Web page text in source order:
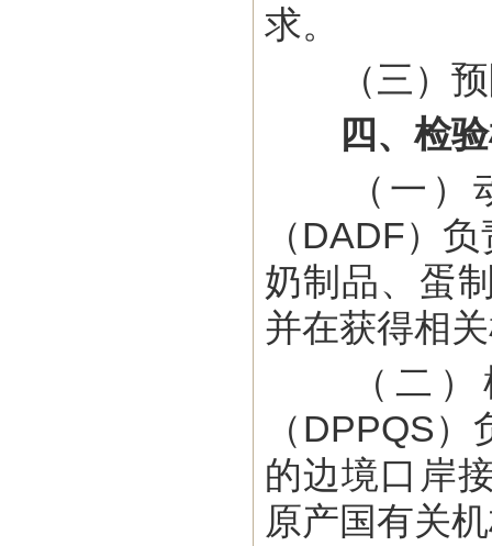
求。
（三）预
四、检
（一）动
（DADF）
奶制品、蛋
并在获得相
（二）植
（DPPQS
的边境口岸
原产国有关